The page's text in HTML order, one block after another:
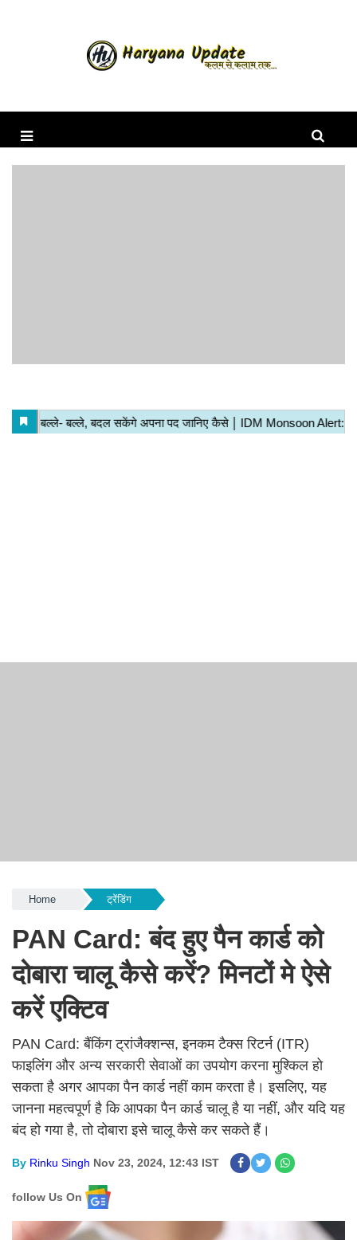
Home ट्रेंडिंग
PAN Card: बंद हुए पैन कार्ड को
दोबारा चालू कैसे करें? मिनटों मे ऐसे
करें एक्टिव
PAN Card: बैंकिंग ट्रांजैक्शन्स, इनकम टैक्स रिटर्न (ITR)
फाइलिंग और अन्य सरकारी सेवाओं का उपयोग करना मुश्किल हो
सकता है अगर आपका पैन कार्ड नहीं काम करता है। इसलिए, यह
जानना महत्वपूर्ण है कि आपका पैन कार्ड चालू है या नहीं, और यदि यह
बंद हो गया है, तो दोबारा इसे चालू कैसे कर सकते हैं।
By Rinku Singh Nov 23, 2024, 12:43 IST
follow Us On